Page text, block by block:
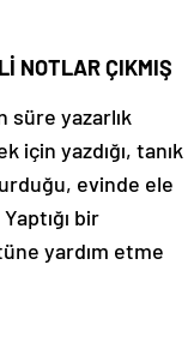
NOTLAR ÇIKMIŞ
süre yazarlık
için yazdığı, tanık
evinde ele
bir
yardım etme